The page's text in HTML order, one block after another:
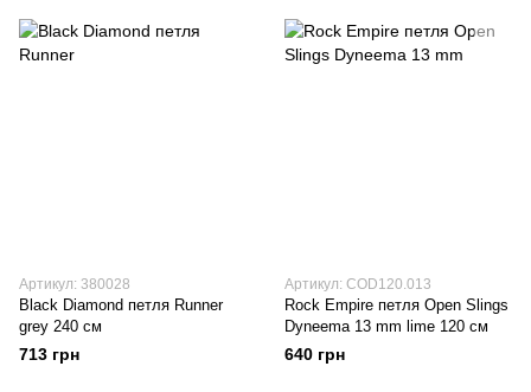
Артикул: 380028
Black Diamond петля Runner
grey 240 см
713 грн
Артикул: COD120.013
Rock Empire петля Open Slings
Dyneema 13 mm lime 120 см
640 грн